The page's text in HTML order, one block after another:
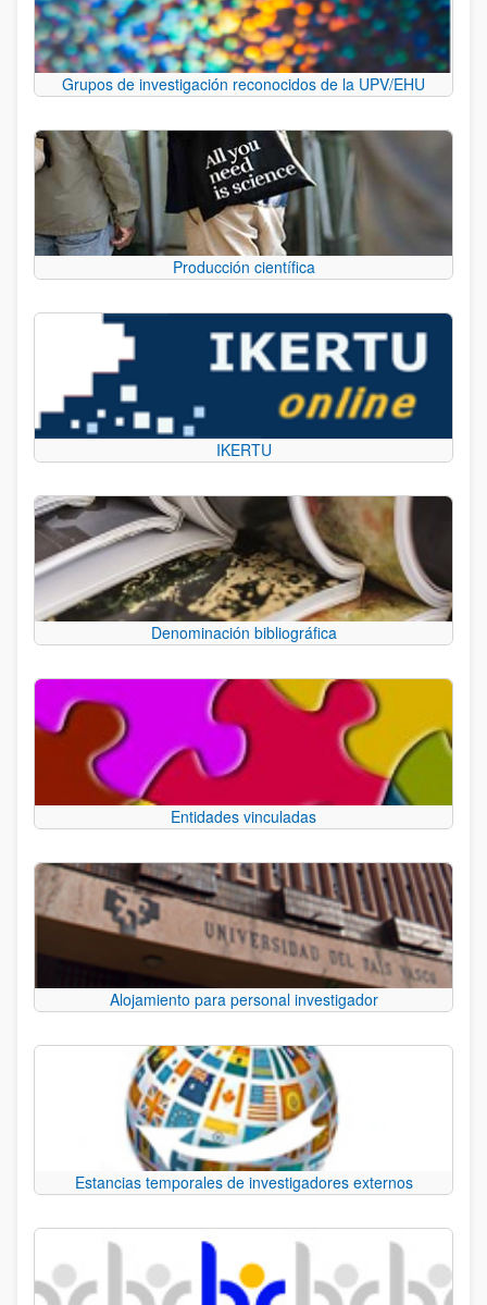
Grupos de investigación reconocidos de la UPV/EHU
Producción científica
IKERTU
Denominación bibliográfica
Entidades vinculadas
Alojamiento para personal investigador
Estancias temporales de investigadores externos